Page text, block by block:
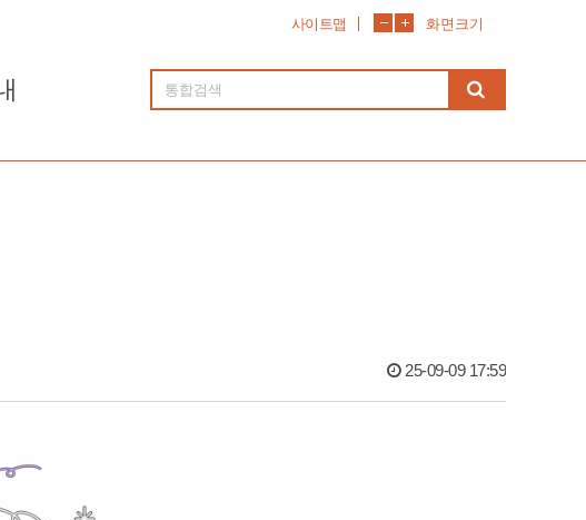
사이트맵 화면크기
25-09-09 17:59